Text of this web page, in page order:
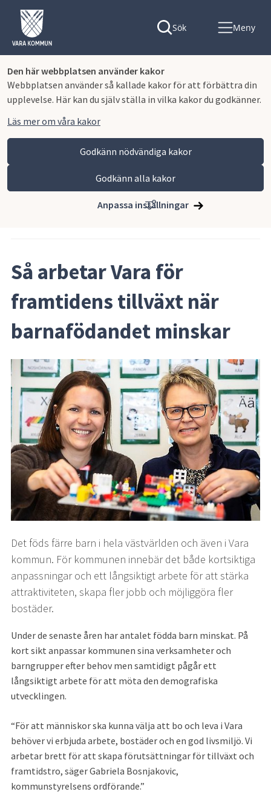
Den här webbplatsen använder kakor
Webbplatsen använder så kallade kakor för att förbättra din
upplevelse. Här kan du själv ställa in vilka kakor du godkänner.
Läs mer om våra kakor
Godkänn nödvändiga kakor
Godkänn alla kakor
Anpassa inställningar
Sök Meny
Vara kommun Nyhets- och pressrum
Så arbetar Vara för
framtidens tillväxt när
barnafödandet minskar
Det föds färre barn i hela västvärlden och även i Vara
kommun. För kommunen innebär det både kortsiktiga
anpassningar och ett långsiktigt arbete för att stärka
attraktiviteten, skapa fler jobb och möjliggöra fler
bostäder.
Under de senaste åren har antalet födda barn minskat. På
kort sikt anpassar kommunen sina verksamheter och
barngrupper efter behov men samtidigt pågår ett
långsiktigt arbete för att möta den demografiska
utvecklingen.
För att människor ska kunna välja att bo och leva i Vara
behöver vi erbjuda arbete, bostäder och en god livsmiljö. Vi
arbetar brett för att skapa förutsättningar för tillväxt och
framtidstro, säger Gabriela Bosnjakovic,
kommunstyrelsens ordförande.